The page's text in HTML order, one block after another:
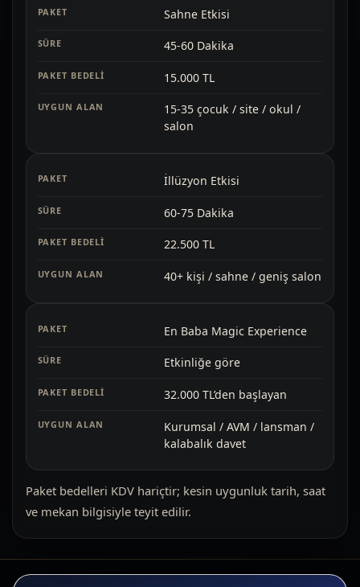
Sahne Etkisi
45-60 Dakika
15.000 TL
15-35 çocuk / site / okul /
salon
İllüzyon Etkisi
60-75 Dakika
22.500 TL
40+ kişi / sahne / geniş salon
En Baba Magic Experience
Etkinliğe göre
32.000 TL’den başlayan
Kurumsal / AVM / lansman /
kalabalık davet
Paket bedelleri KDV hariçtir; kesin uygunluk tarih, saat
ve mekan bilgisiyle teyit edilir.